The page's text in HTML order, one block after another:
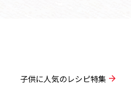
子供に人気のレシピ特集